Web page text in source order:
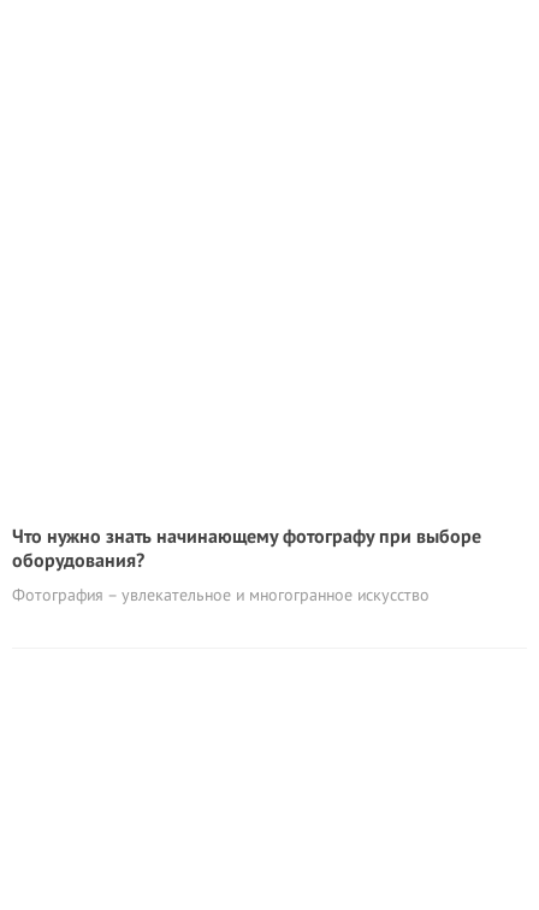
Что нужно знать начинающему фотографу при выборе
оборудования?
Фотография – увлекательное и многогранное искусство